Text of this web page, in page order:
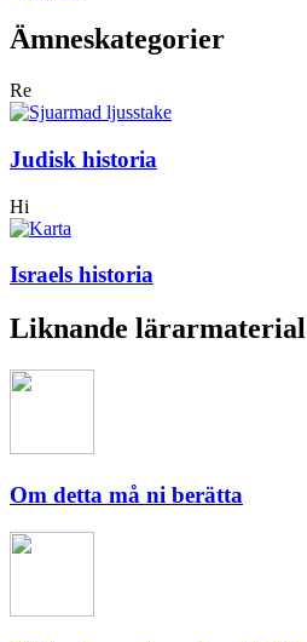
Ämneskategorier
Re
Judisk historia
Hi
Israels historia
Liknande lärarmaterial
Om detta må ni berätta